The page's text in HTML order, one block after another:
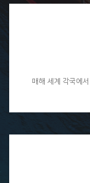
매해 세계 각국에